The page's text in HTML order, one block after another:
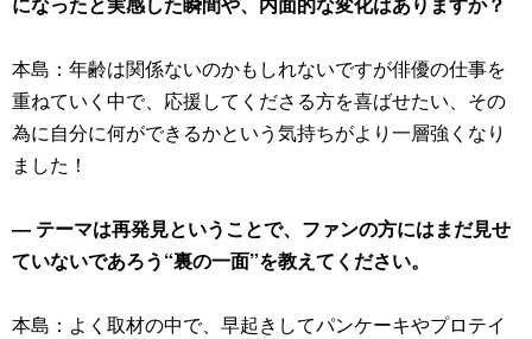
本島：年齢は関係ないのかもしれないですが俳優の仕事を
重ねていく中で、応援してくださる方を喜ばせたい、その
為に自分に何ができるかという気持ちがより一層強くなり
ました！
― テーマは再発見ということで、ファンの方にはまだ見せ
ていないであろう“裏の一面”を教えてください。
本島：よく取材の中で、早起きしてパンケーキやプロテイ